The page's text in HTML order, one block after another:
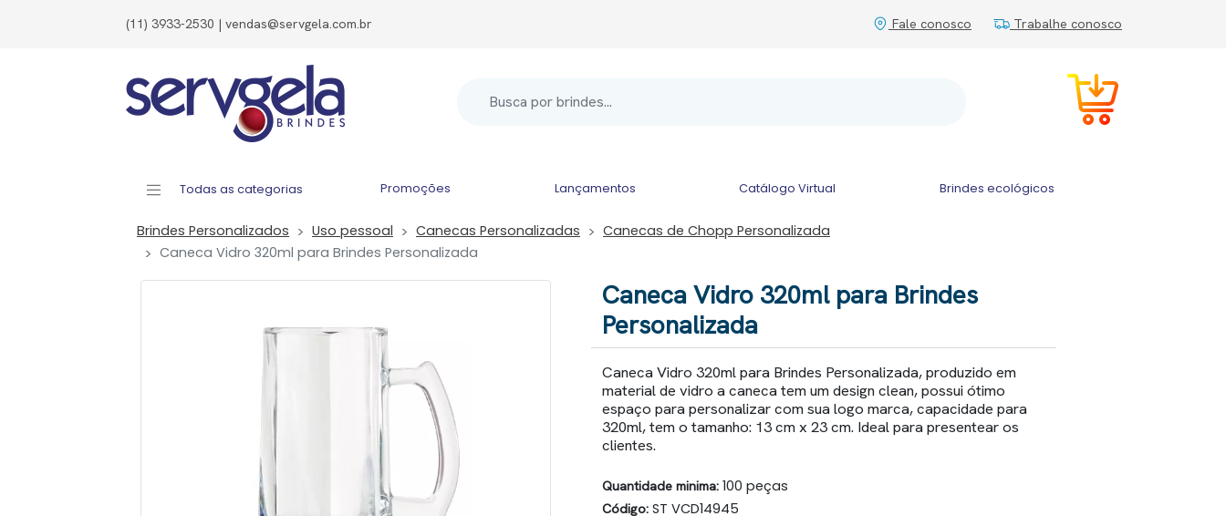
(11) 3933-2530 | vendas@servgela.com.br Fale conosco Trabalhe conosco
Todas as categorias Promoções Lançamentos Catálogo Virtual Brindes ecológicos
Brindes Personalizados Uso pessoal Canecas Personalizadas
Canecas de Chopp Personalizada
Caneca Vidro 320ml para Brindes Personalizada
Caneca Vidro 320ml para Brindes
Personalizada
Caneca Vidro 320ml para Brindes Personalizada, produzido em
material de vidro a caneca tem um design clean, possui ótimo
espaço para personalizar com sua logo marca, capacidade para
320ml, tem o tamanho: 13 cm x 23 cm. Ideal para presentear os
clientes.
Quantidade minima: 100 peças
Código: ST VCD14945